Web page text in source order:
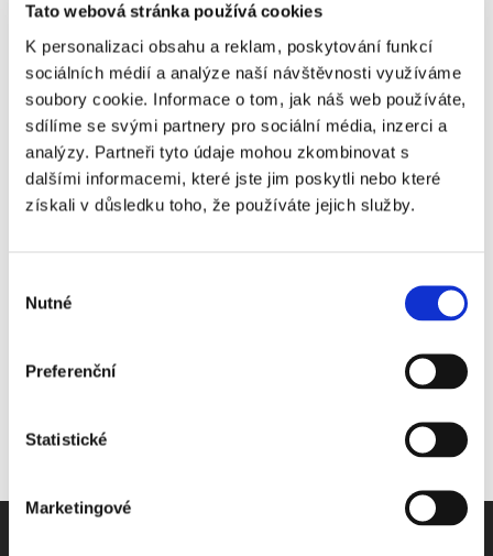
Tato webová stránka používá cookies
K personalizaci obsahu a reklam, poskytování funkcí
sociálních médií a analýze naší návštěvnosti využíváme
soubory cookie. Informace o tom, jak náš web používáte,
sdílíme se svými partnery pro sociální média, inzerci a
analýzy. Partneři tyto údaje mohou zkombinovat s
dalšími informacemi, které jste jim poskytli nebo které
získali v důsledku toho, že používáte jejich služby.
souhlasu
Nutné
Preferenční
Statistické
Marketingové
uzavřít nájem bytu na dobu výkonu práce nájemce pro
pronajímatele s tím, že v intencích této úpravy bude upraven
i zánik nájmu v těchto bytech.
K návrhu se nyní vyjádří Senát a prezident.
16. 2. 2011 | OBSAH